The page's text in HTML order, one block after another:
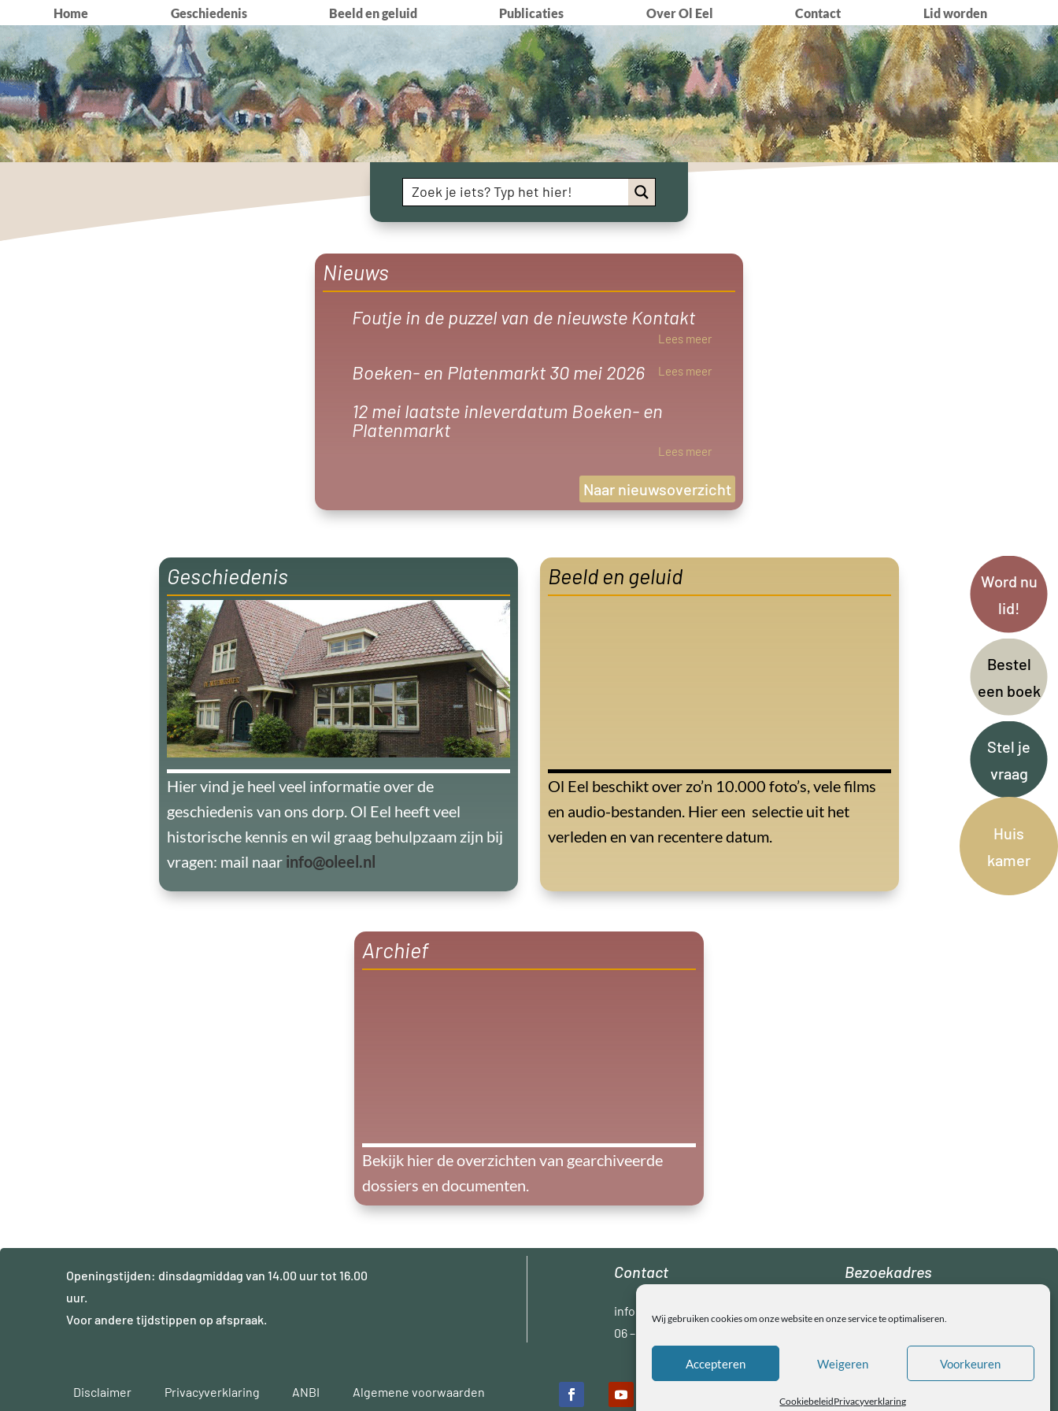
Wij gebruiken cookies om onze website en onze service te optimaliseren.
Accepteren Weigeren Voorkeuren
CookiebeleidPrivacyverklaring
Word nu
lid!
Bestel
een boek
Stel je
vraag
Huis
kamer
Home Geschiedenis Beeld en geluid Publicaties Over Ol Eel Contact Lid worden
Nieuws
Foutje in de puzzel van de nieuwste Kontakt
Lees meer
Boeken- en Platenmarkt 30 mei 2026 Lees meer
12 mei laatste inleverdatum Boeken- en
Platenmarkt
Lees meer
Naar nieuwsoverzicht
Geschiedenis
Hier vind je heel veel informatie over de
geschiedenis van ons dorp. Ol Eel heeft veel
historische kennis en wil graag behulpzaam zijn bij
vragen: mail naar info@oleel.nl
Beeld en geluid
Ol Eel beschikt over zo’n 10.000 foto’s, vele films
en audio-bestanden. Hier een selectie uit het
verleden en van recentere datum.
Archief
Bekijk hier de overzichten van gearchiveerde
dossiers en documenten.
Openingstijden: dinsdagmiddag van 14.00 uur tot 16.00
uur.
Voor andere tijdstippen op afspraak.
Contact
info@oleel.nl
06 – 55715878
Bezoekadres
Disclaimer Privacyverklaring ANBI Algemene voorwaarden